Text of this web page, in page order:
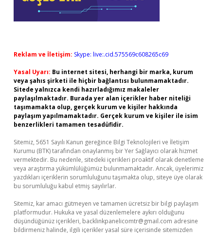
Reklam ve İletişim: Skype: live:.cid.575569c608265c69
Yasal Uyarı: Bu internet sitesi, herhangi bir marka, kurum
veya şahıs şirketi ile hiçbir bağlantısı bulunmamaktadır.
Sitede yalnızca kendi hazırladığımız makaleler
paylaşılmaktadır. Burada yer alan içerikler haber niteliği
taşımamakta olup, gerçek kurum ve kişiler hakkında
paylaşım yapılmamaktadır. Gerçek kurum ve kişiler ile isim
benzerlikleri tamamen tesadüfidir.
Sitemiz, 5651 Sayılı Kanun gereğince Bilgi Teknolojileri ve İletişim
Kurumu (BTK) tarafından onaylanmış bir Yer Sağlayıcı olarak hizmet
vermektedir. Bu nedenle, sitedeki içerikleri proaktif olarak denetleme
veya araştırma yükümlülüğümüz bulunmamaktadır. Ancak, üyelerimiz
yazdıkları içeriklerin sorumluluğunu taşımakta olup, siteye üye olarak
bu sorumluluğu kabul etmiş sayılırlar.
Sitemiz, kar amacı gütmeyen ve tamamen ücretsiz bir bilgi paylaşım
platformudur. Hukuka ve yasal düzenlemelere aykırı olduğunu
düşündüğünüz içerikleri, backlinkpanelicomtr@gmail.com adresine
bildirmeniz halinde, ilgili içerikler yasal süre içerisinde sitemizden